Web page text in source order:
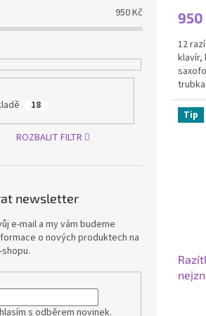
950Kč
18
ROZBALIT FILTR
newsletter
e-mail a my vám budeme
o nových produktech na
s odběrem novinek.
je
z
5
950
12
klavír,
Tip